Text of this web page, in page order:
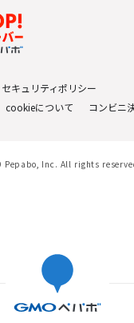
セキュリティポリシー
cookieについて コンビニ
Pepabo, Inc. All rights